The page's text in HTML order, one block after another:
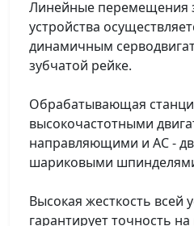
Линейные перемещения
устройства
динамичным
зубчатой рейке.
Обрабатывающая
высокочастотными
направляющими и АС -
шариковыми
Высокая жесткость всей
гарантирует точность